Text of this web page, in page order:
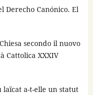
Derecho Canónico. El
secondo il nuovo
Cattolica XXXIV
laïcat a-t-elle un statut